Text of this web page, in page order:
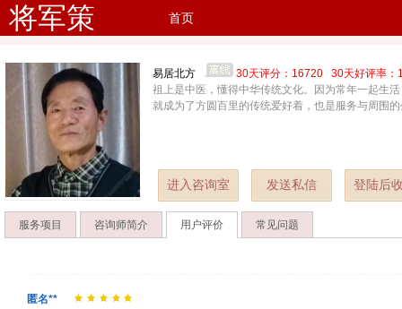
将军策 首页
易居北方 30天评分： 16720 30天好评率：
祖上是中医，懂得中华传统文化。因为常年一起生
就成为了方圆百里的传统爱好着，也是服务与周围
进入咨询室 发送私信 登陆后
服务项目 咨询师简介 用户评价 常见问题
匿名**